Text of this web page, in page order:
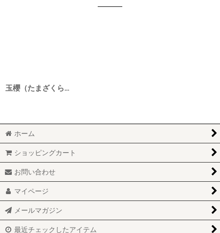
玉櫻（たまざくら） 生もと純米 五百万石 29BY 720ml
ホーム
ショッピングカート
お問い合わせ
マイページ
メールマガジン
最近チェックしたアイテム